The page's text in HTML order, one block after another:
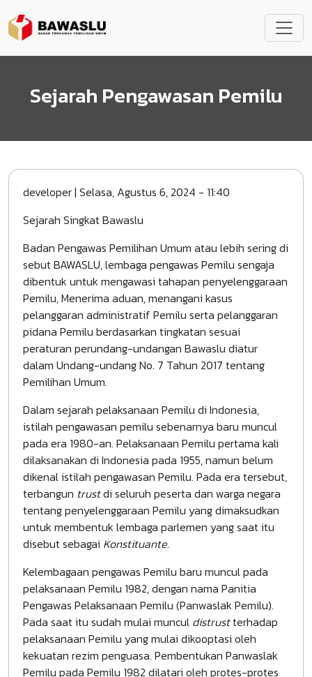
Sejarah Pengawasan Pemilu
developer| Selasa, Agustus 6, 2024 - 11:40
Sejarah Singkat Bawaslu
Badan Pengawas Pemilihan Umum atau lebih sering di
sebut BAWASLU, lembaga pengawas Pemilu sengaja
dibentuk untuk mengawasi tahapan penyelenggaraan
Pemilu, Menerima aduan, menangani kasus
pelanggaran administratif Pemilu serta pelanggaran
pidana Pemilu berdasarkan tingkatan sesuai
peraturan perundang-undangan Bawaslu diatur
dalam Undang-undang No. 7 Tahun 2017 tentang
Pemilihan Umum.
Dalam sejarah pelaksanaan Pemilu di Indonesia,
istilah pengawasan pemilu sebenarnya baru muncul
pada era 1980-an. Pelaksanaan Pemilu pertama kali
dilaksanakan di Indonesia pada 1955, namun belum
dikenal istilah pengawasan Pemilu. Pada era tersebut,
terbangun trustdi seluruh peserta dan warga negara
tentang penyelenggaraan Pemilu yang dimaksudkan
untuk membentuk lembaga parlemen yang saat itu
disebut sebagai Konstituante.
Kelembagaan pengawas Pemilu baru muncul pada
pelaksanaan Pemilu 1982, dengan nama Panitia
Pengawas Pelaksanaan Pemilu (Panwaslak Pemilu).
Pada saat itu sudah mulai muncul distrustterhadap
pelaksanaan Pemilu yang mulai dikooptasi oleh
kekuatan rezim penguasa. Pembentukan Panwaslak
Pemilu pada Pemilu 1982 dilatari oleh protes-protes